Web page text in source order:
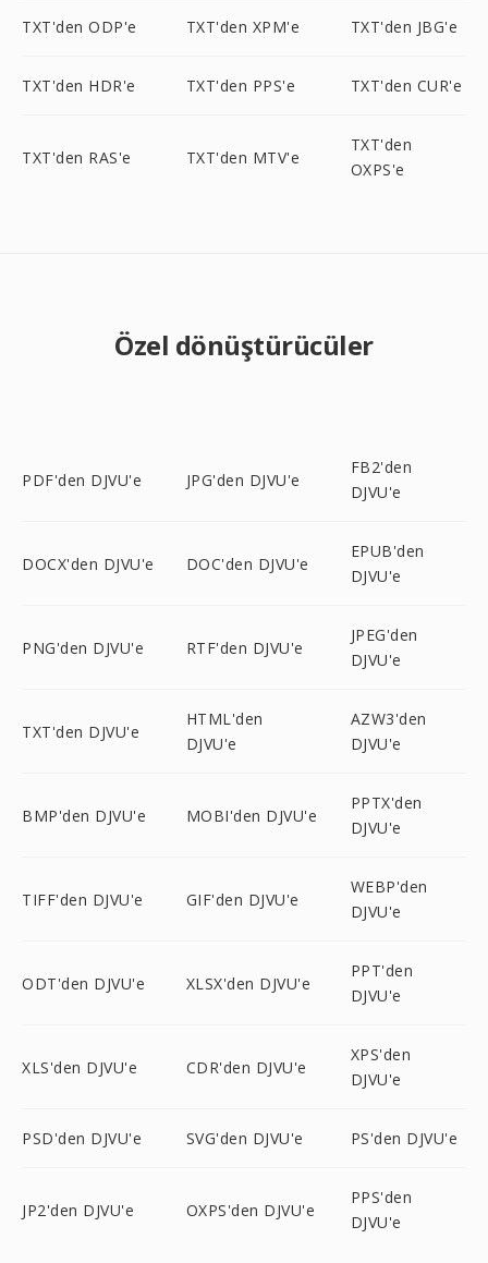
TXT'den ODP'e TXT'den XPM'e TXT'den JBG'e
TXT'den HDR'e TXT'den PPS'e TXT'den CUR'e
TXT'den RAS'e TXT'den MTV'e
TXT'den
OXPS'e
Özel dönüştürücüler
PDF'den DJVU'e JPG'den DJVU'e
FB2'den
DJVU'e
DOCX'den DJVU'e DOC'den DJVU'e
EPUB'den
DJVU'e
PNG'den DJVU'e RTF'den DJVU'e
JPEG'den
DJVU'e
TXT'den DJVU'e
HTML'den
DJVU'e
AZW3'den
DJVU'e
BMP'den DJVU'e MOBI'den DJVU'e
PPTX'den
DJVU'e
TIFF'den DJVU'e GIF'den DJVU'e
WEBP'den
DJVU'e
ODT'den DJVU'e XLSX'den DJVU'e
PPT'den
DJVU'e
XLS'den DJVU'e CDR'den DJVU'e
XPS'den
DJVU'e
PSD'den DJVU'e SVG'den DJVU'e PS'den DJVU'e
JP2'den DJVU'e OXPS'den DJVU'e
PPS'den
DJVU'e